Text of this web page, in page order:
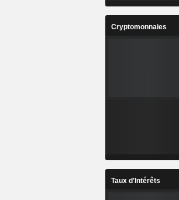
Cryptomonnaies
Taux d'Intérêts